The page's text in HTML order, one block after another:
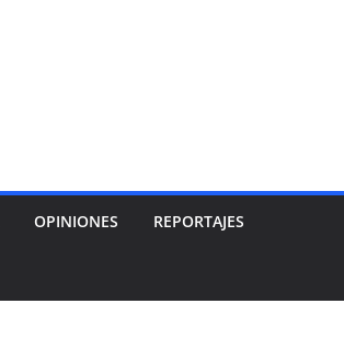
OPINIONES REPORTAJES